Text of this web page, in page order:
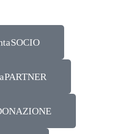
SOCIO
PARTNER